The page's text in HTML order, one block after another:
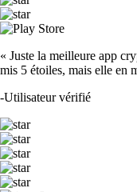
« Juste la meilleure app
mis 5 étoiles, mais elle en
-Utilisateur vérifié